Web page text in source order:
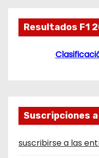
Resultados F1
Suscripciones
suscribirse a las